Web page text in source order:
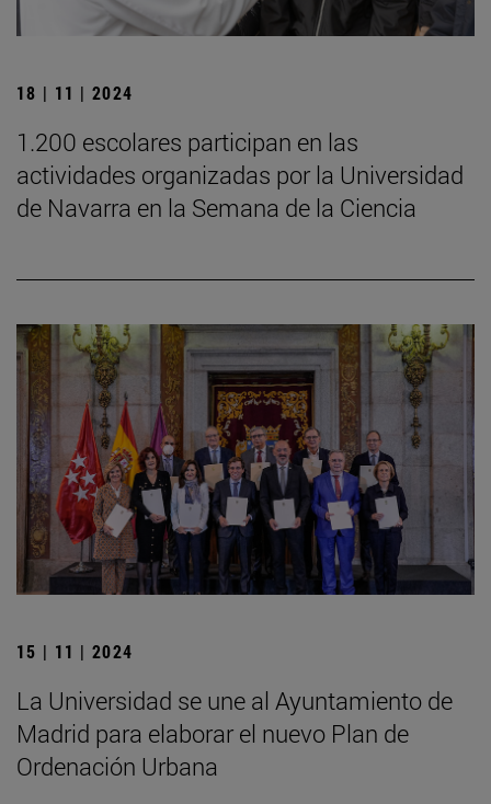
18 | 11 | 2024
1.200 escolares participan en las
actividades organizadas por la Universidad
de Navarra en la Semana de la Ciencia
15 | 11 | 2024
La Universidad se une al Ayuntamiento de
Madrid para elaborar el nuevo Plan de
Ordenación Urbana